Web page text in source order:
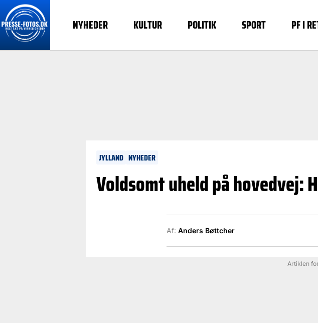
NYHEDER KULTUR POLITIK SPORT PF I
JYLLAND NYHEDER
Voldsomt uheld på hovedvej:
Af: Anders Bøttcher
Artiklen